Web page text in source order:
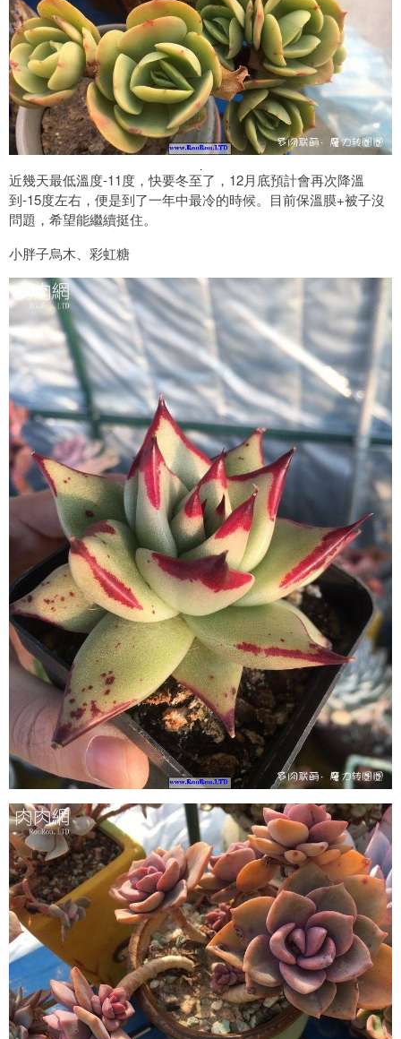
近幾天最低溫度-11度，快要冬至了，12月底預計會再次降溫
到-15度左右，便是到了一年中最冷的時候。目前保溫膜+被子沒
問題，希望能繼續挺住。
小胖子烏木、彩虹糖